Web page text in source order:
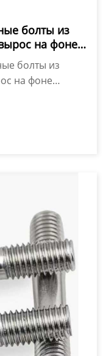
болты из
на фоне
болты из
на фоне
рост с